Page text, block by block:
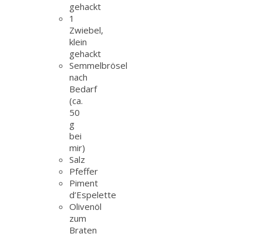
gehackt
1
Zwiebel,
klein
gehackt
Semmelbrösel
nach
Bedarf
(ca.
50
g
bei
mir)
Salz
Pfeffer
Piment
d’Espelette
Olivenöl
zum
Braten